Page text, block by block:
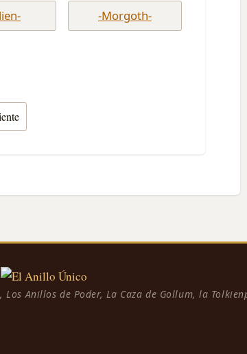
-Morgoth-
Anillos de Poder, La Caza de Gollum, la